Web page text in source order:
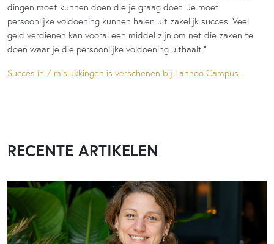
dingen moet kunnen doen die je graag doet. Je moet
persoonlijke voldoening kunnen halen uit zakelijk succes. Veel
geld verdienen kan vooral een middel zijn om net die zaken te
doen waar je die persoonlijke voldoening uithaalt.”
Succes in 7 mislukkingen is verschenen bij Lannoo Campus.
RECENTE ARTIKELEN